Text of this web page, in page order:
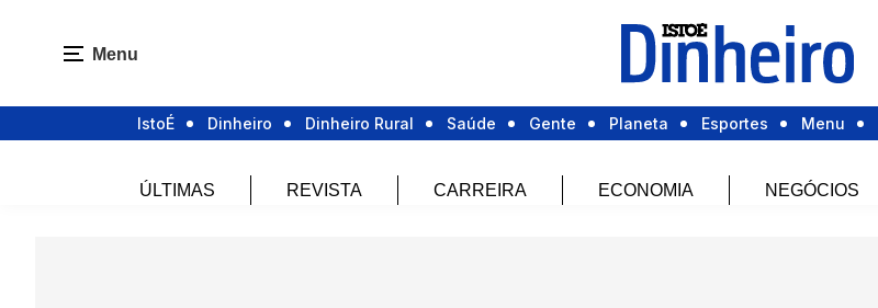
Menu
IstoÉ Dinheiro Dinheiro Rural Saúde Gente Planeta Esportes Menu
ÚLTIMAS REVISTA CARREIRA ECONOMIA NEGÓCIOS